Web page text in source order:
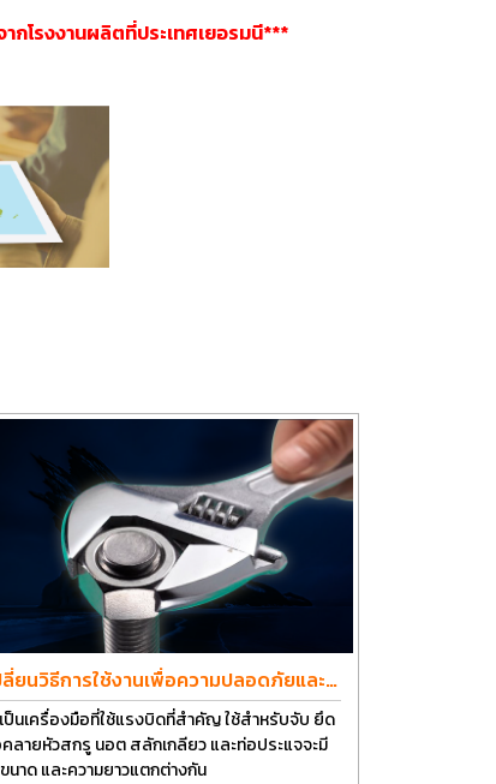
กโรงงานผลิตที่ประเทศเยอรมนี***
ยนวิธีการใช้งานเพื่อความปลอดภัยและ
ารใช้งานประแจได้อีกนาน
ป็นเครื่องมือที่ใช้แรงบิดที่สำคัญ ใช้สำหรับจับ ยึด
ลายหัวสกรู นอต สลักเกลียว และท่อประแจจะมี
นาด และความยาวแตกต่างกัน